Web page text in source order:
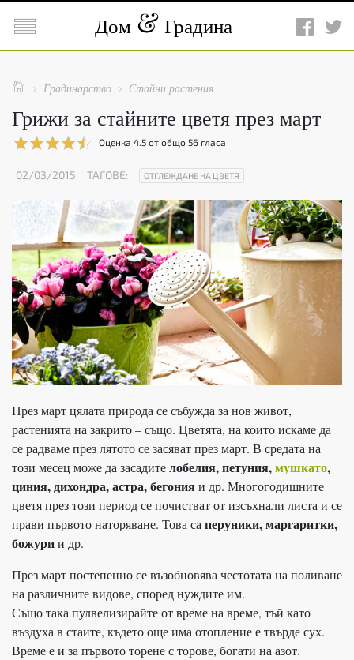
 Дом Градина
  Градинарство  Стайни растения
Грижи за стайните цветя през март
Оценка 4.5 от общо 56 гласа
02/03/2015 ТАГОВЕ: ОТГЛЕЖДАНЕ НА ЦВЕТЯ
През март цялата природа се събужда за нов живот,
растенията на закрито – също. Цветята, на които искаме да
се радваме през лятото се засяват през март. В средата на
този месец може да засадителобелия, петуния,мушкато,
циния, дихондра, астра, бегонияи др. Многогодишните
цветя през този период се почистват от изсъхнали листа и се
прави първото наторяване. Това саперуники, маргаритки,
божурии др.
През март постепенно се възобновява честотата на поливане
на различните видове, според нуждите им.
Също така пулвелизирайте от време на време, тъй като
въздуха в стаите, където още има отопление е твърде сух.
Време е и за първото торене с торове, богати на азот.